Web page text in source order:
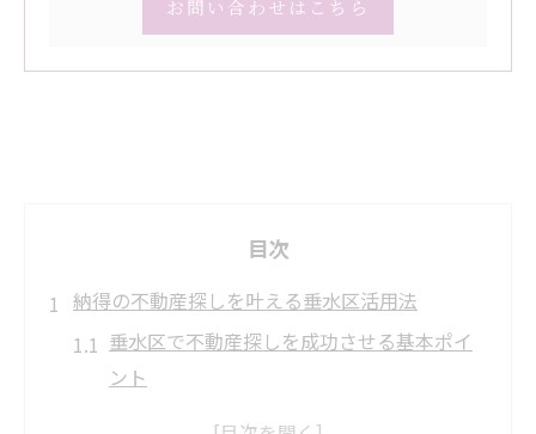
お問い合わせはこちら
目次
納得の不動産探しを叶える垂水区活用法
垂水区で不動産探しを成功させる基本ポイ
ント
不動産選びは地域情報の活用が鍵となる理